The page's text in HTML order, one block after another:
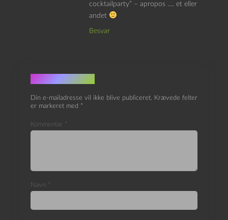
cocktailparty” – apropos …. et eller
andet
Besvar
Skriv et svar
Din e-mailadresse vil ikke blive publiceret. Krævede felter
er markeret med *
Kommentar *
Navn *